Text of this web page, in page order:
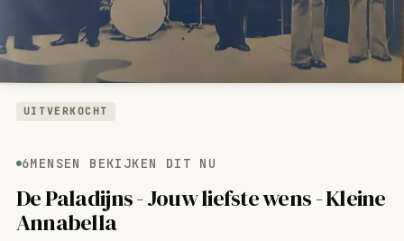
UITVERKOCHT
6MENSEN BEKIJKEN DIT NU
De Paladijns - Jouw liefste wens - Kleine
Annabella